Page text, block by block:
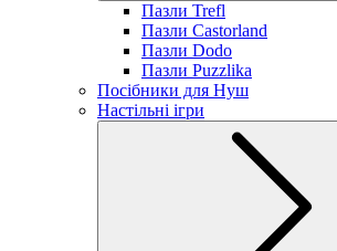
Пазли Trefl
Пазли Castorland
Пазли Dodo
Пазли Puzzlika
Посібники для Нуш
Настільні ігри